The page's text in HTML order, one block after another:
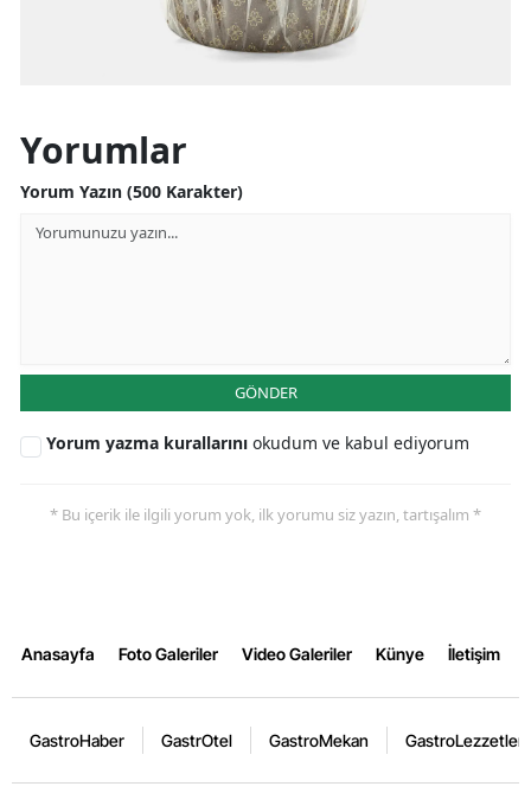
Yorumlar
Yorum Yazın (500 Karakter)
GÖNDER
Yorum yazma kurallarını okudum ve kabul ediyorum
* Bu içerik ile ilgili yorum yok, ilk yorumu siz yazın, tartışalım *
Anasayfa Foto Galeriler Video Galeriler Künye İletişim
GastroHaber GastrOtel GastroMekan GastroLezzetler